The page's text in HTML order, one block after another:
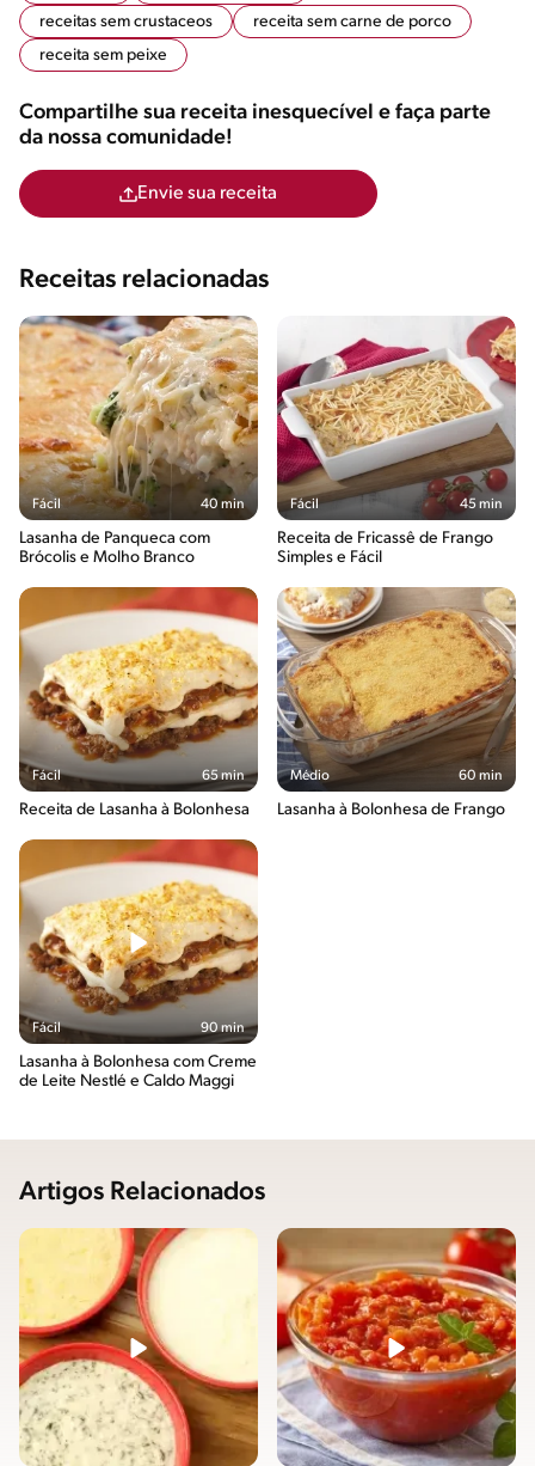
receitas sem crustaceos
receita sem carne de porco
receita sem peixe
Compartilhe sua receita inesquecível e faça parte
da nossa comunidade!
Envie sua receita
Receitas relacionadas
Fácil 40 min
Lasanha de Panqueca com
Brócolis e Molho Branco
Fácil 45 min
Receita de Fricassê de Frango
Simples e Fácil
Fácil 65 min
Receita de Lasanha à Bolonhesa
Médio 60 min
Lasanha à Bolonhesa de Frango
Fácil 90 min
Lasanha à Bolonhesa com Creme
de Leite Nestlé e Caldo Maggi
Artigos Relacionados